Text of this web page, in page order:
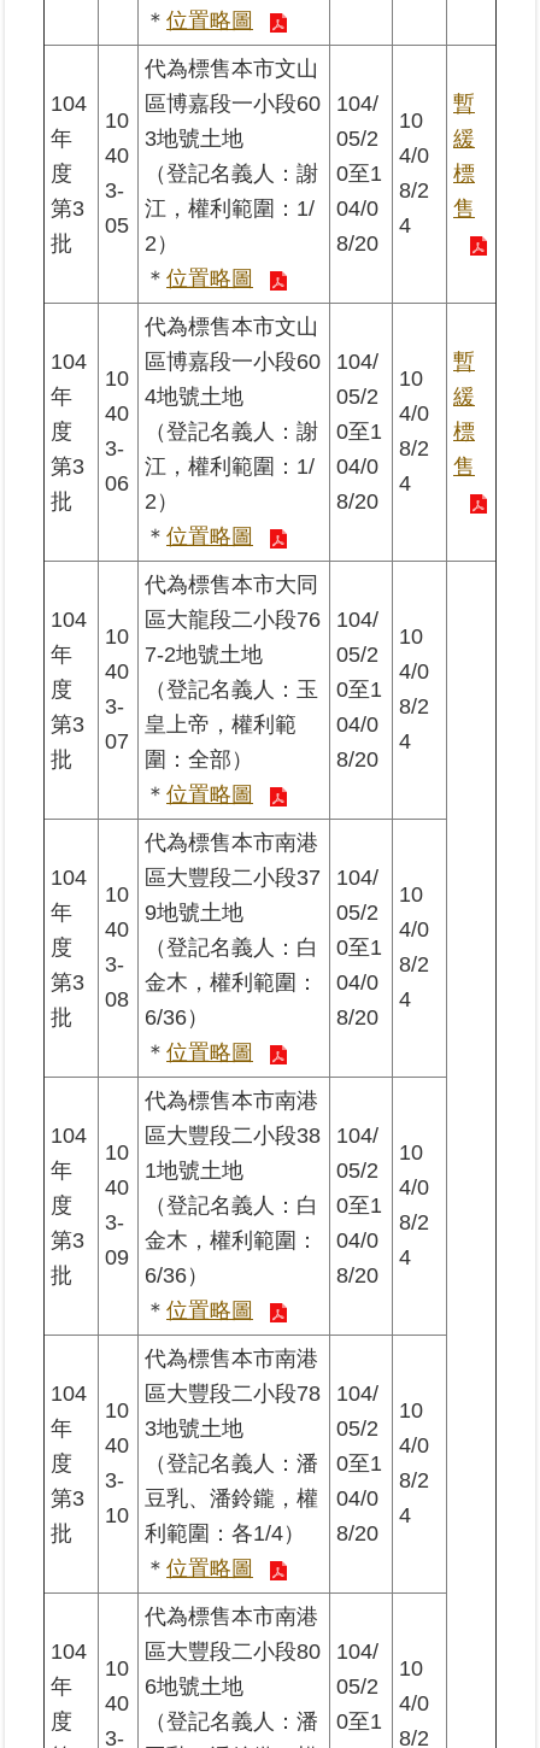
站
導
覽
首
陳
情
統
當
用
政
資
料
檢
舉
問
答
語
詞
北
通
隱
＊ 位置略圖
104
年
度
第3
批
10
40
3-
05
代為標售本市文山
區博嘉段一小段60
3地號土地
（登記名義人：謝
江，權利範圍：1/
2）
＊ 位置略圖
104/
05/2
0至1
04/0
8/20
10
4/0
8/2
4
暫
緩
標
售
104
年
度
第3
批
10
40
3-
06
代為標售本市文山
區博嘉段一小段60
4地號土地
（登記名義人：謝
江，權利範圍：1/
2）
＊ 位置略圖
104/
05/2
0至1
04/0
8/20
10
4/0
8/2
4
暫
緩
標
售
104
年
度
第3
批
10
40
3-
07
代為標售本市大同
區大龍段二小段76
7-2地號土地
（登記名義人：玉
皇上帝，權利範
圍：全部）
＊ 位置略圖
104/
05/2
0至1
04/0
8/20
10
4/0
8/2
4
104
年
度
第3
批
10
40
3-
08
代為標售本市南港
區大豐段二小段37
9地號土地
（登記名義人：白
金木，權利範圍：
6/36）
＊ 位置略圖
104/
05/2
0至1
04/0
8/20
10
4/0
8/2
4
104
年
度
第3
批
10
40
3-
09
代為標售本市南港
區大豐段二小段38
1地號土地
（登記名義人：白
金木，權利範圍：
6/36）
＊ 位置略圖
104/
05/2
0至1
04/0
8/20
10
4/0
8/2
4
104
年
度
第3
批
10
40
3-
10
代為標售本市南港
區大豐段二小段78
3地號土地
（登記名義人：潘
豆乳、潘鈴鑨，權
利範圍：各1/4）
＊ 位置略圖
104/
05/2
0至1
04/0
8/20
10
4/0
8/2
4
104
年
度
10
40
3-
代為標售本市南港
區大豐段二小段80
6地號土地
（登記名義人：潘
104/
05/2
0至1
10
4/0
8/2